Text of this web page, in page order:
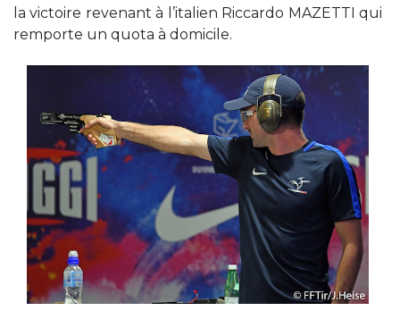
la victoire revenant à l’italien Riccardo MAZETTI qui
remporte un quota à domicile.